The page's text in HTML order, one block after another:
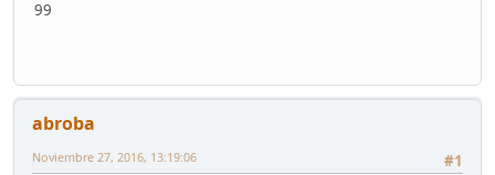
99
abroba
#1
Noviembre 27, 2016, 13:19:06